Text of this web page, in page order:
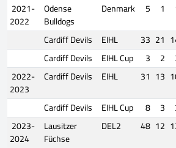
2021-
2022
Odense
Bulldogs
Denmark 5 1
Cardiff Devils
EIHL 33 21
Cardiff Devils
EIHL Cup 3 2
2022-
2023
Cardiff Devils EIHL 31 13
Cardiff Devils
EIHL Cup 8 3
2023-
2024
Lausitzer
Füchse
DEL2 48 12